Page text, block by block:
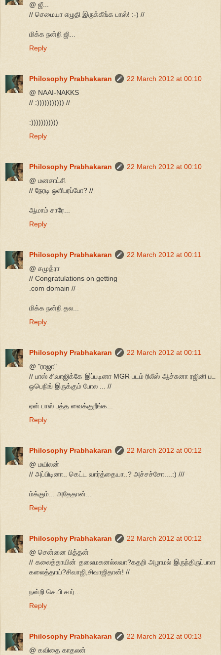
@ ஜீ...
// செமையா எழுதி இருக்கீங்க பாஸ்! :-) //
மிக்க நன்றி ஜி...
Reply
Philosophy Prabhakaran
22 March 2012 at 00:10
@ NAAI-NAKKS
// :))))))))))) //
:)))))))))))
Reply
Philosophy Prabhakaran
22 March 2012 at 00:10
@ மனசாட்சி
// நேரடி ஒளிபரப்போ? //
ஆமாம் சாரே...
Reply
Philosophy Prabhakaran
22 March 2012 at 00:11
@ சமுத்ரா
// Congratulations on getting
.com domain //
மிக்க நன்றி தல...
Reply
Philosophy Prabhakaran
22 March 2012 at 00:11
@ "ராஜா"
// பாஸ் சிவாஜிக்கே இப்படினா MGR படம் ரிலீஸ் ஆச்சுனா ரஜினி பட
ஒபெநிங் இருக்கும் போல ... //
ஏன் பாஸ் பத்த வைக்குறீங்க...
Reply
Philosophy Prabhakaran
22 March 2012 at 00:12
@ மயிலன்
// அப்பிடினா.. கெட்ட வார்த்தையா..? அச்சச்சோ....:) ///
ம்க்கும்... அதேதான்...
Reply
Philosophy Prabhakaran
22 March 2012 at 00:12
@ சென்னை பித்தன்
// கலைத்தாயின் தலைமகனல்லவா?கதறி அழாமல் இருந்திருப்பாள
கலைத்தாய்?சிவாஜி,சிவாஜிதான்! //
நன்றி செ.பி சார்...
Reply
Philosophy Prabhakaran
22 March 2012 at 00:13
@ கவிதை காதலன்